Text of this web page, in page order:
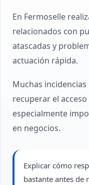
En Fermoselle
relacionados con
atascadas y
actuación rápida.
Muchas
recuperar el
especialmente
en negocios.
Explicar cómo
bastante antes de